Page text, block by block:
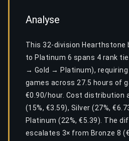
Analyse
This 32-division Hearthstone
to Platinum 6 spans 4 rank
→ Gold → Platinum),
games across 27.5 hours of
€0.90/hour. Cost distribution
(15%, €3.59), Silver (27%,
Platinum (22%, €5.39). The
escalates 3× from Bronze 8